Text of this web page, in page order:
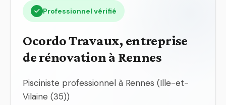
Professionnel vérifié
Ocordo Travaux, entreprise
de rénovation à Rennes
Pisciniste professionnel à Rennes (Ille-et-
Vilaine (35))